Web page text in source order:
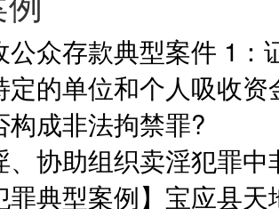
公众存款典型案件 1
定的单位和个人吸收
构成非法拘禁罪?
、协助组织卖淫犯罪
罪典型案例】宝应县